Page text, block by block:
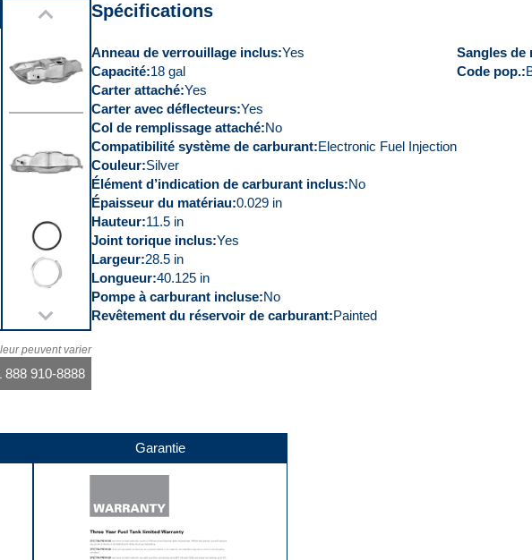
Devant
Kit
peuvent varier
888 910-8888
Spécifications
Anneau de verrouillage inclus Yes
Capacité 18 gal
Carter attaché Yes
Carter avec déflecteurs Yes
Col de remplissage attaché No
Compatibilité système de carburant Electronic Fuel Injection
Couleur Silver
Élément d’indication de carburant inclus No
Épaisseur du matériau 0.029 in
Hauteur 11.5 in
Joint torique inclus Yes
Largeur 28.5 in
Longueur 40.125 in
Pompe à carburant incluse No
Revêtement du réservoir de carburant Painted
Sangles de
Code pop.
Garantie